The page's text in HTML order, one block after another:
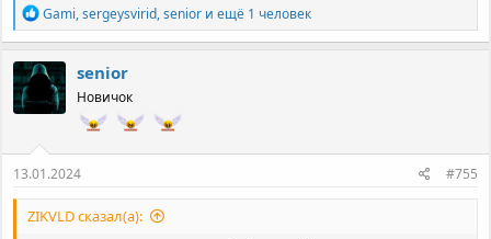
Р
е
а
к
ц
и
и
Gami,sergeysvirid,senior и ещё 1 человек
senior
Новичок
13.01.2024 #755
ZIKVLD сказал(а):